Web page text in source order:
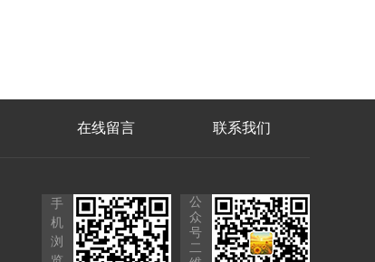
在线留言 联系我们
手
机
浏
公
众
号
二